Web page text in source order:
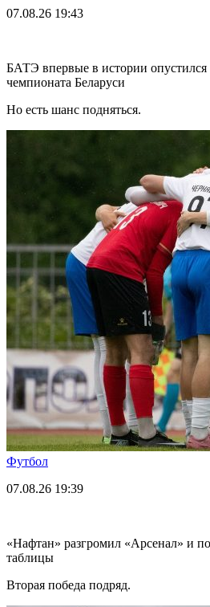
07.08.26 19:43
БАТЭ впервые в истории опустился
чемпионата Беларуси
Но есть шанс подняться.
Футбол
07.08.26 19:39
«Нафтан» разгромил «Арсенал» и
таблицы
Вторая победа подряд.